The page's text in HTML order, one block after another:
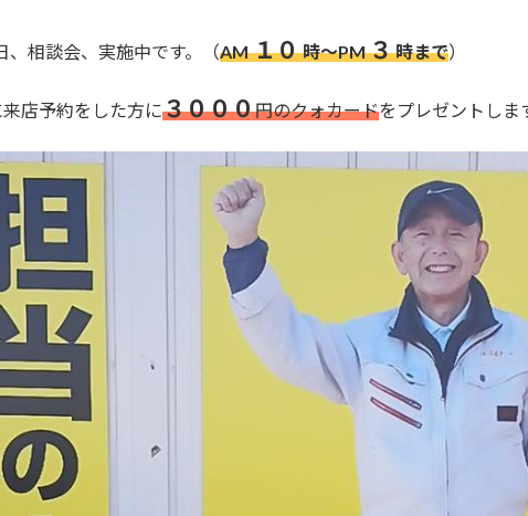
新
:
、相談会、実施中です。（AM１０時～PM３時まで）
店予約をした方に３０００円のクォカードをプレゼントしま